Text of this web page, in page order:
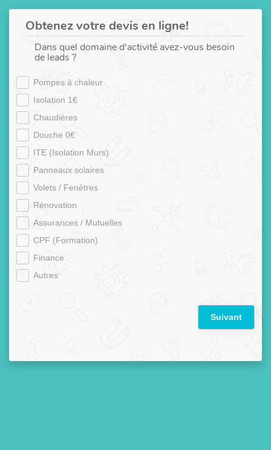
Obtenez votre devis en ligne!
Dans quel domaine d'activité avez-vous besoin
de leads ?
Pompes à chaleur
Isolation 1€
Chaudières
Douche 0€
ITE (Isolation Murs)
Panneaux solaires
Volets / Fenêtres
Rénovation
Assurances / Mutuelles
CPF (Formation)
Finance
Autres
Suivant